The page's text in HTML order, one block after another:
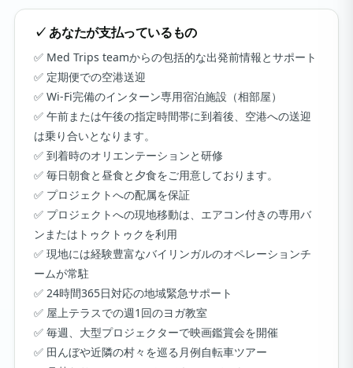
✓ あなたが支払っているもの
Med Trips teamからの包括的な出発前情報とサポート
定期便での空港送迎
Wi-Fi完備のインターン専用宿泊施設（相部屋）
午前または午後の指定時間帯に到着後、空港への送迎
は乗り合いとなります。
到着時のオリエンテーションと研修
毎日朝食と昼食と夕食をご用意しております。
プロジェクトへの配属を保証
プロジェクトへの現地移動は、エアコン付きの専用バ
ンまたはトゥクトゥクを利用
現地には経験豊富なバイリンガルのオペレーションチ
ームが常駐
24時間365日対応の地域緊急サポート
屋上テラスでの週1回のヨガ教室
毎週、大型プロジェクターで映画鑑賞会を開催
田んぼや近隣の村々を巡る月例自転車ツアー